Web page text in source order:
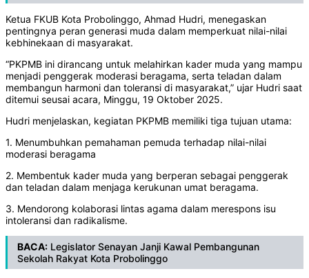
Ketua FKUB Kota Probolinggo, Ahmad Hudri, menegaskan
pentingnya peran generasi muda dalam memperkuat nilai-nilai
kebhinekaan di masyarakat.
“PKPMB ini dirancang untuk melahirkan kader muda yang mampu
menjadi penggerak moderasi beragama, serta teladan dalam
membangun harmoni dan toleransi di masyarakat,” ujar Hudri saat
ditemui seusai acara, Minggu, 19 Oktober 2025.
Hudri menjelaskan, kegiatan PKPMB memiliki tiga tujuan utama:
1. Menumbuhkan pemahaman pemuda terhadap nilai-nilai
moderasi beragama
2. Membentuk kader muda yang berperan sebagai penggerak
dan teladan dalam menjaga kerukunan umat beragama.
3. Mendorong kolaborasi lintas agama dalam merespons isu
intoleransi dan radikalisme.
BACA: Legislator Senayan Janji Kawal Pembangunan
Sekolah Rakyat Kota Probolinggo